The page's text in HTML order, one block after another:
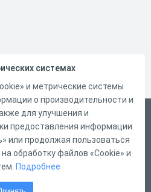
системах
и метрические системы
о производительности и
для улучшения и
предоставления информации.
или продолжая пользоваться
обработку файлов «Cookie» и
Подробнее